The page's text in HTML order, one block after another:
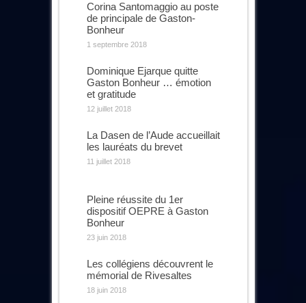
Corina Santomaggio au poste
de principale de Gaston-
Bonheur
1 septembre 2018
Dominique Ejarque quitte
Gaston Bonheur … émotion
et gratitude
12 juillet 2018
La Dasen de l’Aude accueillait
les lauréats du brevet
11 juillet 2018
Pleine réussite du 1er
dispositif OEPRE à Gaston
Bonheur
23 juin 2018
Les collégiens découvrent le
mémorial de Rivesaltes
18 juin 2018